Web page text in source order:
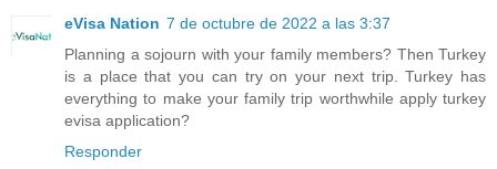
eVisa Nation 7 de octubre de 2022 a las 3:37
Planning a sojourn with your family members? Then Turkey
is a place that you can try on your next trip. Turkey has
everything to make your family trip worthwhile apply turkey
evisa application?
Responder